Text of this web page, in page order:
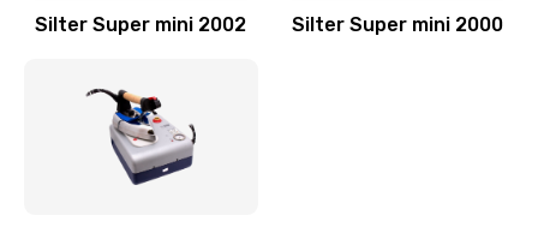
Silter Super mini 2002 Silter Super mini 2000